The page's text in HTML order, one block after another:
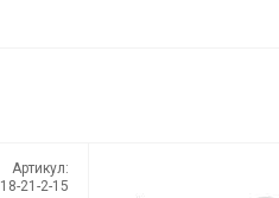
Артикул:
18-21-2-15